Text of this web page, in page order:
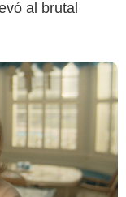
al brutal